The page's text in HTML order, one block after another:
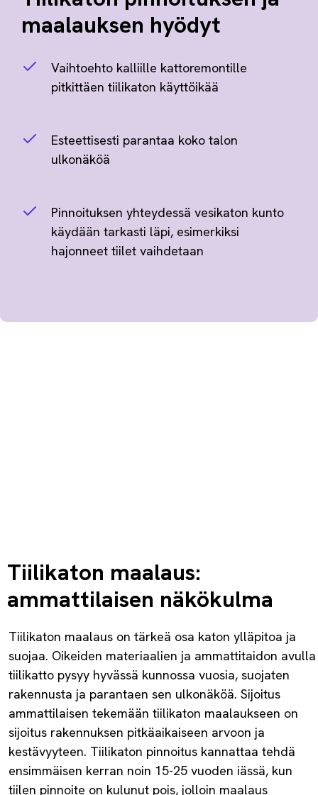
maalauksen hyödyt
Vaihtoehto kalliille kattoremontille
pitkittäen tiilikaton käyttöikää
Esteettisesti parantaa koko talon
ulkonäköä
Pinnoituksen yhteydessä vesikaton kunto
käydään tarkasti läpi, esimerkiksi
hajonneet tiilet vaihdetaan
Tiilikaton maalaus:
ammattilaisen näkökulma
Tiilikaton maalaus on tärkeä osa katon ylläpitoa ja
suojaa. Oikeiden materiaalien ja ammattitaidon avulla
tiilikatto pysyy hyvässä kunnossa vuosia, suojaten
rakennusta ja parantaen sen ulkonäköä. Sijoitus
ammattilaisen tekemään tiilikaton maalaukseen on
sijoitus rakennuksen pitkäaikaiseen arvoon ja
kestävyyteen. Tiilikaton pinnoitus kannattaa tehdä
ensimmäisen kerran noin 15-25 vuoden iässä, kun
tiilen pinnoite on kulunut pois, jolloin maalaus